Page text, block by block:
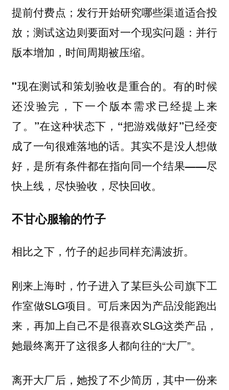
提前付费点；发行开始研究哪些渠道适合投
放；测试这边则要面对一个现实问题：并行
版本增加，时间周期被压缩。
"现在测试和策划验收是重合的。有的时候
还没验完，下一个版本需求已经提上来
了。”在这种状态下，“把游戏做好”已经变
成了一句很难落地的话。其实不是没人想做
好，是所有条件都在指向同一个结果——尽
快上线，尽快验收，尽快回收。
不甘心服输的竹子
相比之下，竹子的起步同样充满波折。
刚来上海时，竹子进入了某巨头公司旗下工
作室做SLG项目。可后来因为产品没能跑出
来，再加上自己不是很喜欢SLG这类产品，
她最终离开了这很多人都向往的“大厂”。
离开大厂后，她投了不少简历，其中一份来